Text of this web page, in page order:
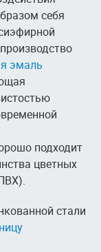
себя
эмаль
подходит
цветных
стали